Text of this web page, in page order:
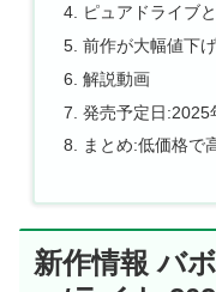
ピュアドライブ
前作が大幅値下
解説動画
発売予定日:2025
まとめ:低価格で
新作情報 バ